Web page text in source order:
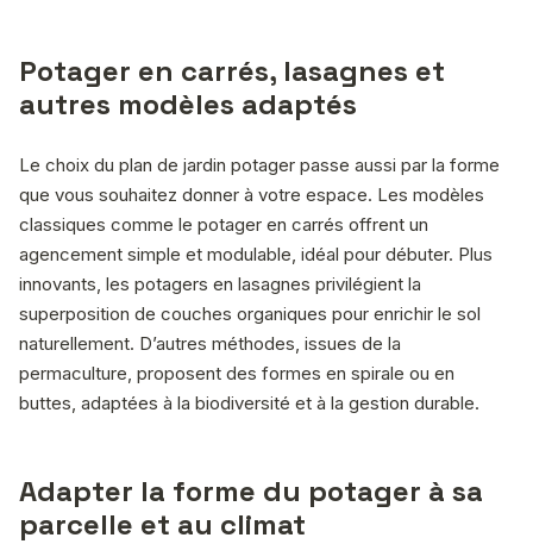
Potager en carrés, lasagnes et
autres modèles adaptés
Le choix du plan de jardin potager passe aussi par la forme
que vous souhaitez donner à votre espace. Les modèles
classiques comme le potager en carrés offrent un
agencement simple et modulable, idéal pour débuter. Plus
innovants, les potagers en lasagnes privilégient la
superposition de couches organiques pour enrichir le sol
naturellement. D’autres méthodes, issues de la
permaculture, proposent des formes en spirale ou en
buttes, adaptées à la biodiversité et à la gestion durable.
Adapter la forme du potager à sa
parcelle et au climat